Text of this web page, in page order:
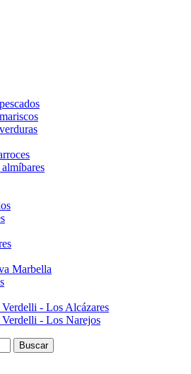
Marbella
- Los Alcázares
- Los Narejos
Buscar